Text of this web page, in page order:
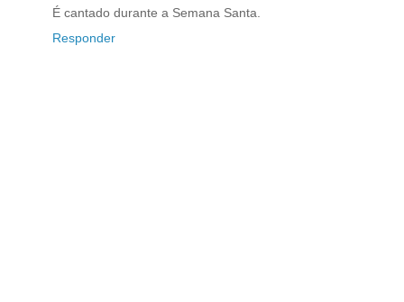
É cantado durante a Semana Santa.
Responder